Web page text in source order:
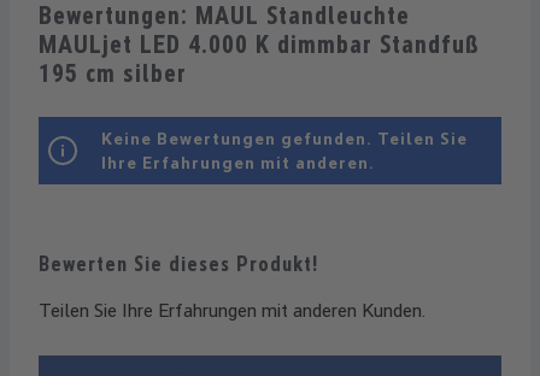
Bewertungen: MAUL Standleuchte
MAULjet LED 4.000 K dimmbar Standfuß
195 cm silber
Bewerten Sie dieses Produkt!
Teilen Sie Ihre Erfahrungen mit anderen Kunden.
Keine Bewertungen gefunden. Teilen Sie
Ihre Erfahrungen mit anderen.